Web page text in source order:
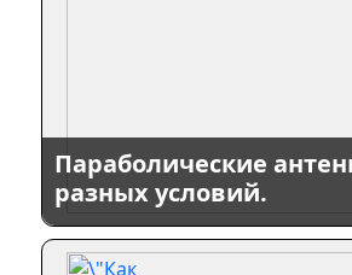
Параболические
разных условий.